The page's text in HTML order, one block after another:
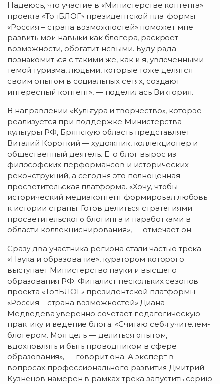
Надеюсь, что участие в «Министерстве контента»
проекта «ТопБЛОГ» президентской платформы
«Россия – страна возможностей» поможет мне
развить мои навыки как блогера, раскроет
возможности, обогатит новыми. Буду рада
познакомиться с такими же, как и я, увлечёнными
темой туризма, людьми, которые тоже делятся
своим опытом в социальных сетях, создают
интересный контент», — поделилась Виктория.
В направлении «Культура и творчество», которое
реализуется при поддержке Министерства
культуры РФ, Брянскую область представляет
Виталий Короткий — художник, коллекционер и
общественный деятель. Его блог вырос из
философских перформансов и исторических
реконструкций, а сегодня это полноценная
просветительская платформа. «Хочу, чтобы
исторический медиаконтент формировал любовь
к истории страны. Готов делиться стратегиями
просветительского блогинга и наработками в
области коллекционирования», — отмечает он.
Сразу два участника региона стали частью трека
«Наука и образование», куратором которого
выступает Министерство науки и высшего
образования РФ. Финалист нескольких сезонов
проекта «ТопБЛОГ» президентской платформы
«Россия – страна возможностей» Диана
Медведева уверенно сочетает педагогическую
практику и ведение блога. «Считаю себя учителем-
блогером. Моя цель — делиться опытом,
вдохновлять и быть проводником в сфере
образования», — говорит она. А эксперт в
вопросах профессионального развития Дмитрий
Кузнецов намерен в рамках трека запустить серию